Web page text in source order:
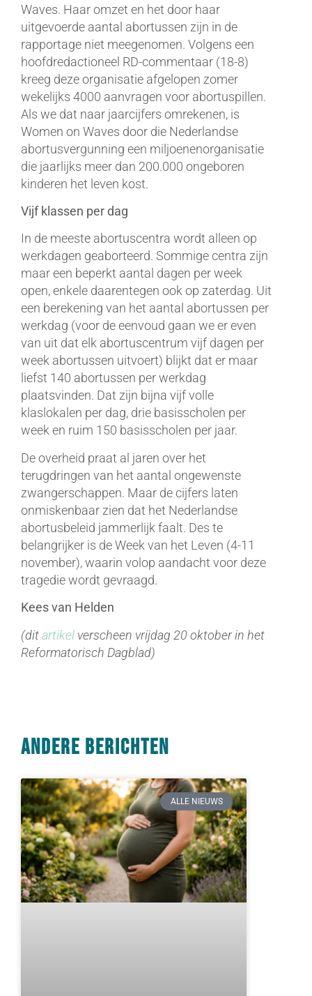
Waves. Haar omzet en het door haar
uitgevoerde aantal abortussen zijn in de
rapportage niet meegenomen. Volgens een
hoofdredactioneel RD-commentaar (18-8)
kreeg deze organisatie afgelopen zomer
wekelijks 4000 aanvragen voor abortuspillen.
Als we dat naar jaarcijfers omrekenen, is
Women on Waves door die Nederlandse
abortusvergunning een miljoenenorganisatie
die jaarlijks meer dan 200.000 ongeboren
kinderen het leven kost.
Vijf klassen per dag
In de meeste abortuscentra wordt alleen op
werkdagen geaborteerd. Sommige centra zijn
maar een beperkt aantal dagen per week
open, enkele daarentegen ook op zaterdag. Uit
een berekening van het aantal abortussen per
werkdag (voor de eenvoud gaan we er even
van uit dat elk abortuscentrum vijf dagen per
week abortussen uitvoert) blijkt dat er maar
liefst 140 abortussen per werkdag
plaatsvinden. Dat zijn bijna vijf volle
klaslokalen per dag, drie basisscholen per
week en ruim 150 basisscholen per jaar.
De overheid praat al jaren over het
terugdringen van het aantal ongewenste
zwangerschappen. Maar de cijfers laten
onmiskenbaar zien dat het Nederlandse
abortusbeleid jammerlijk faalt. Des te
belangrijker is de Week van het Leven (4-11
november), waarin volop aandacht voor deze
tragedie wordt gevraagd.
Kees van Helden
(ditartikel verscheen vrijdag 20 oktober in het
Reformatorisch Dagblad)
Andere berichten
ALLE NIEUWS